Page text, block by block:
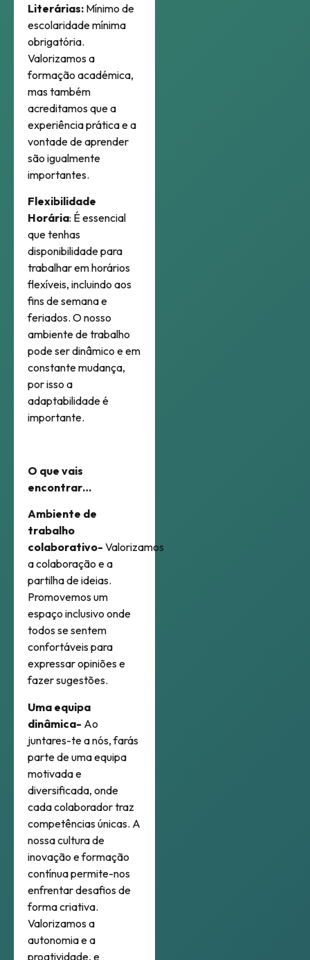
Literárias: Mínimo de
escolaridade mínima
obrigatória.
Valorizamos a
formação académica,
mas também
acreditamos que a
experiência prática e a
vontade de aprender
são igualmente
importantes.
Flexibilidade
Horária: É essencial
que tenhas
disponibilidade para
trabalhar em horários
flexíveis, incluindo aos
fins de semana e
feriados. O nosso
ambiente de trabalho
pode ser dinâmico e em
constante mudança,
por isso a
adaptabilidade é
importante.
O que vais
encontrar…
Ambiente de
trabalho
colaborativo- Valorizamos
a colaboração e a
partilha de ideias.
Promovemos um
espaço inclusivo onde
todos se sentem
confortáveis para
expressar opiniões e
fazer sugestões.
Uma equipa
dinâmica- Ao
juntares-te a nós, farás
parte de uma equipa
motivada e
diversificada, onde
cada colaborador traz
competências únicas. A
nossa cultura de
inovação e formação
contínua permite-nos
enfrentar desafios de
forma criativa.
Valorizamos a
autonomia e a
proatividade, e